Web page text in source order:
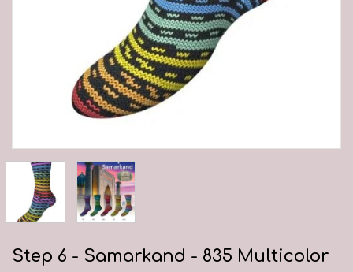
Step 6 - Samarkand - 835 Multicolor